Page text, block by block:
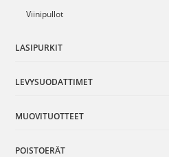
Viinipullot
LASIPURKIT
LEVYSUODATTIMET
MUOVITUOTTEET
POISTOERÄT